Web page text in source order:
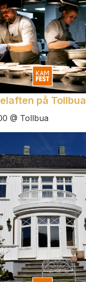
på Tollbua
@ Tollbua